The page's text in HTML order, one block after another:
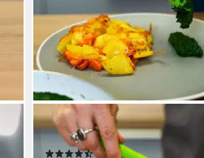
KOCHBLUME
Soßenlöffel S
(3)